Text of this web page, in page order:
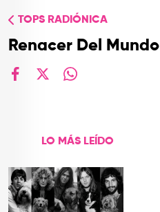
TOPS RADIÓNICA
Renacer Del Mundo
LO MÁS LEÍDO